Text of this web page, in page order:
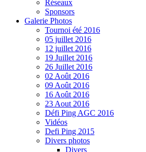
Réseaux
Sponsors
Galerie Photos
Tournoi été 2016
05 juillet 2016
12 juillet 2016
19 Juillet 2016
26 Juillet 2016
02 Août 2016
09 Août 2016
16 Août 2016
23 Aout 2016
Défi Ping AGC 2016
Vidéos
Defi Ping 2015
Divers photos
Divers